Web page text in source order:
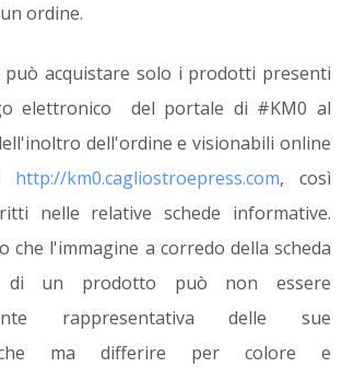
ordine.
può acquistare solo i prodotti presenti
elettronico del portale di #KM0 al
dell'ordine e visionabili online
http://km0.cagliostroepress.com, così
nelle relative schede informative.
che l'immagine a corredo della scheda
di un prodotto può non essere
rappresentativa delle sue
ma differire per colore e